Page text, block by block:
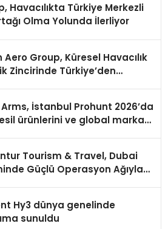
Havacılıkta Türkiye Merkezli
Olma Yolunda İlerliyor
Aero Group, Küresel Havacılık
Zincirinde Türkiye’den
İstanbul Prohunt 2026’da
ürünlerini ve global marka
Tourism & Travel, Dubai
Güçlü Operasyon Ağıyla
Hy3 dünya genelinde
sunuldu